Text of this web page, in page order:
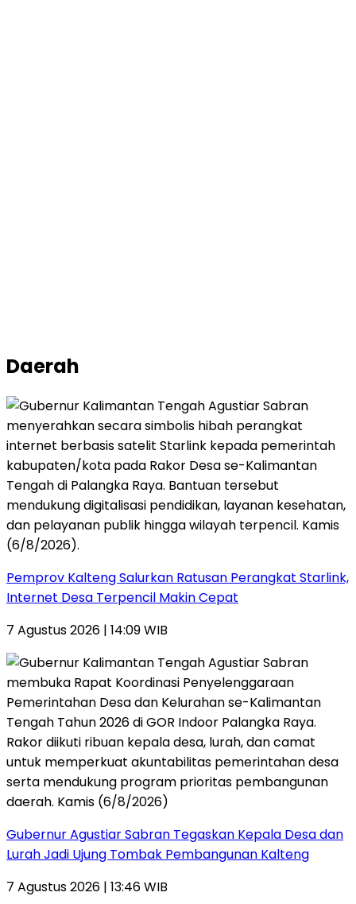
Daerah
Pemprov Kalteng Salurkan Ratusan Perangkat Starlink,
Internet Desa Terpencil Makin Cepat
7 Agustus 2026 | 14:09 WIB
Gubernur Agustiar Sabran Tegaskan Kepala Desa dan
Lurah Jadi Ujung Tombak Pembangunan Kalteng
7 Agustus 2026 | 13:46 WIB